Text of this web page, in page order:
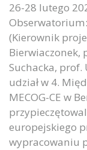
26-28 lutego
(Kierownik
Bierwiaczonek,
Suchacka, prof.
udział w 4.
MECOG-CE w
europejskiego
wypracowaniu